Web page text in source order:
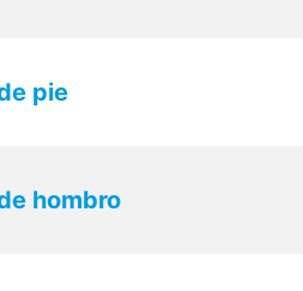
pie
hombro